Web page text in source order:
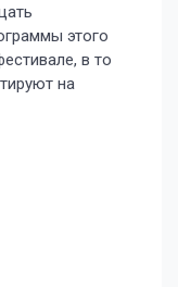
этого
в то
на